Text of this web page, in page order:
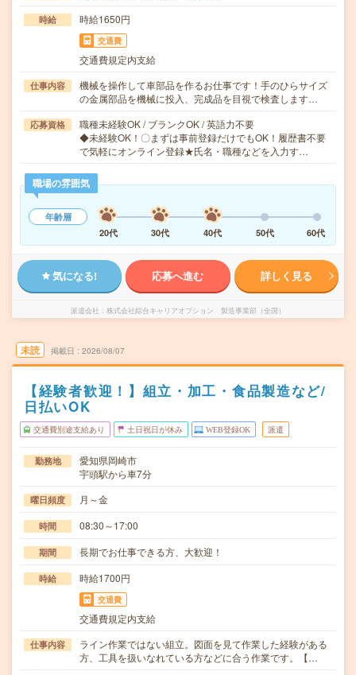
時給 時給1650円
交通費
交通費規定内支給
仕事内容
機械を操作して車部品を作るお仕事です！手のひらサイズ
の金属部品を機械に投入、完成品を目視で検査します…
応募資格
職種未経験OK / ブランクOK / 英語力不要
◆未経験OK！〇まずは事前登録だけでもOK！履歴書不要
で気軽にオンライン登録★氏名・職種などを入力す…
職場の雰囲気
年齢層
20代
30代 40代 50代 60代
気になる! 応募へ進む 詳しく見る
派遣会社 株式会社綜合キャリアオプション 製造事業部（全国）
未読 掲載日 2026/08/07
【経験者歓迎！】組立・加工・食品製造など/
日払いOK
交通費別途支給あり 土日祝日が休み WEB登録OK 派遣
勤務地
愛知県岡崎市
宇頭駅から車7分
曜日頻度 月～金
時間 08:30～17:00
期間 長期でお仕事できる方、大歓迎！
時給 時給1700円
交通費
交通費規定内支給
仕事内容
ライン作業ではない組立。図面を見て作業した経験がある
方、工具を扱いなれている方などに合う作業です。【…